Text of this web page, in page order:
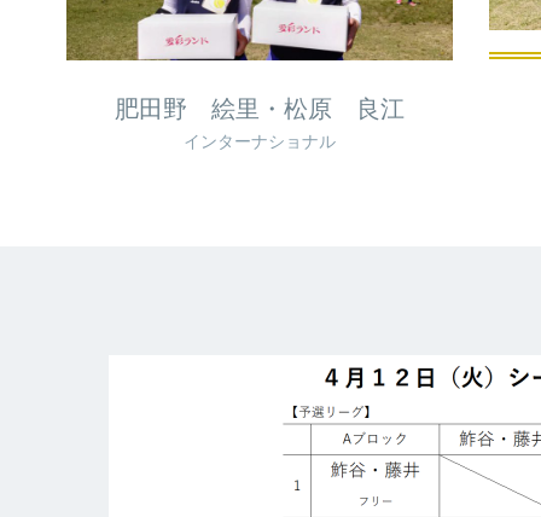
肥田野 絵里・松原 良江
インターナショナル